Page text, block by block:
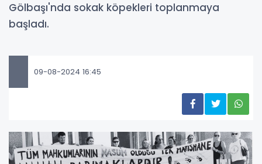
Gölbaşı'nda sokak köpekleri toplanmaya
başladı.
09-08-2024 16:45